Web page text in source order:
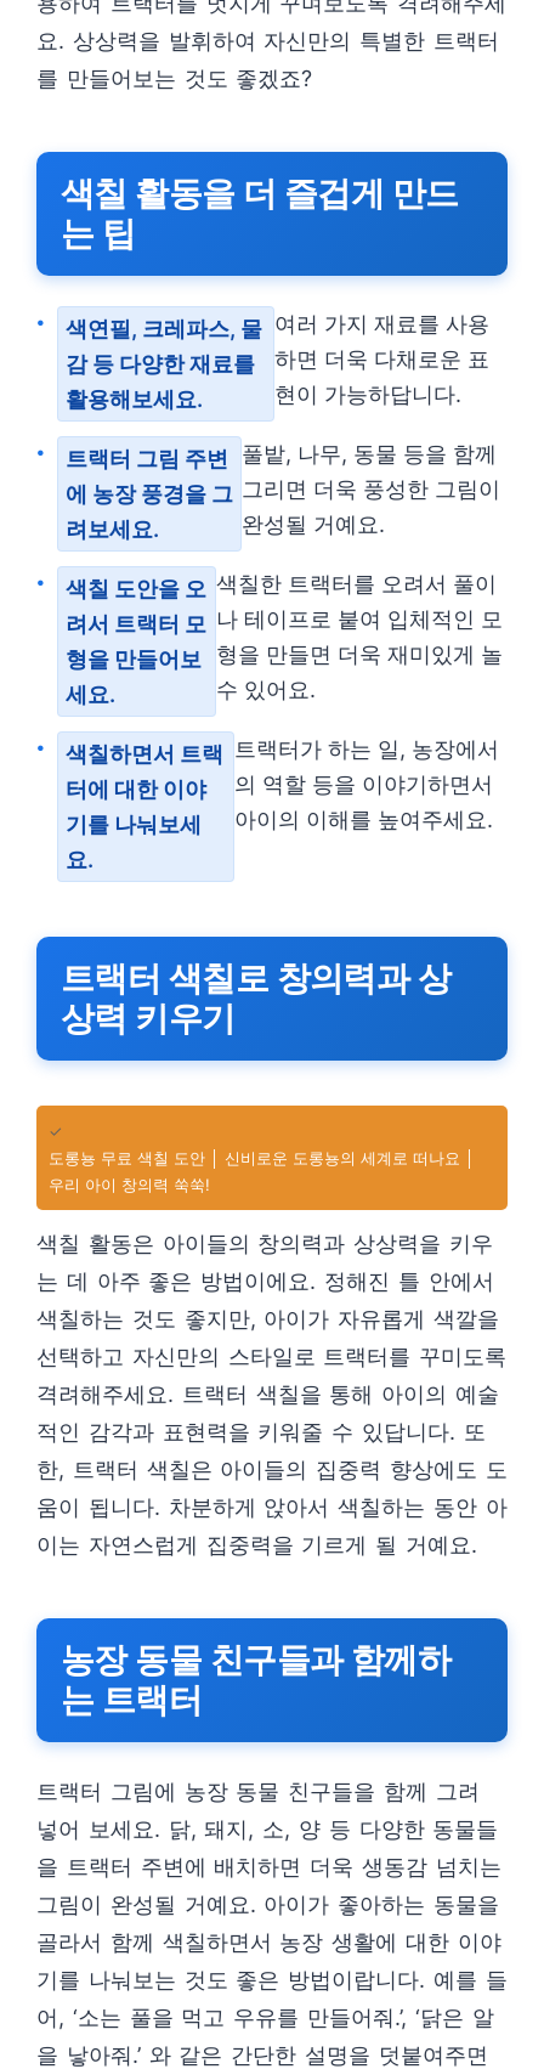
요. 상상력을 발휘하여 자신만의 특별한 트랙터
를 만들어보는 것도 좋겠죠?
색칠 활동을 더 즐겁게 만드
는 팁
색연필, 크레파스, 물
감 등 다양한 재료를
활용해보세요.
여러 가지 재료를 사용
하면 더욱 다채로운 표
현이 가능하답니다.
트랙터 그림 주변
에 농장 풍경을 그
려보세요.
풀밭, 나무, 동물 등을 함께
그리면 더욱 풍성한 그림이
완성될 거예요.
색칠 도안을 오
려서 트랙터 모
형을 만들어보
세요.
색칠한 트랙터를 오려서 풀이
나 테이프로 붙여 입체적인 모
형을 만들면 더욱 재미있게 놀
수 있어요.
색칠하면서 트랙
터에 대한 이야
기를 나눠보세
요.
트랙터가 하는 일, 농장에서
의 역할 등을 이야기하면서
아이의 이해를 높여주세요.
트랙터 색칠로 창의력과 상
상력 키우기
✓
도롱뇽 무료 색칠 도안 │ 신비로운 도롱뇽의 세계로 떠나요 │
우리 아이 창의력 쑥쑥!
색칠 활동은 아이들의 창의력과 상상력을 키우
는 데 아주 좋은 방법이에요. 정해진 틀 안에서
색칠하는 것도 좋지만, 아이가 자유롭게 색깔을
선택하고 자신만의 스타일로 트랙터를 꾸미도록
격려해주세요. 트랙터 색칠을 통해 아이의 예술
적인 감각과 표현력을 키워줄 수 있답니다. 또
한, 트랙터 색칠은 아이들의 집중력 향상에도 도
움이 됩니다. 차분하게 앉아서 색칠하는 동안 아
이는 자연스럽게 집중력을 기르게 될 거예요.
농장 동물 친구들과 함께하
는 트랙터
트랙터 그림에 농장 동물 친구들을 함께 그려
넣어 보세요. 닭, 돼지, 소, 양 등 다양한 동물들
을 트랙터 주변에 배치하면 더욱 생동감 넘치는
그림이 완성될 거예요. 아이가 좋아하는 동물을
골라서 함께 색칠하면서 농장 생활에 대한 이야
기를 나눠보는 것도 좋은 방법이랍니다. 예를 들
어, ‘소는 풀을 먹고 우유를 만들어줘.’, ‘닭은 알
을 낳아줘.’ 와 같은 간단한 설명을 덧붙여주면